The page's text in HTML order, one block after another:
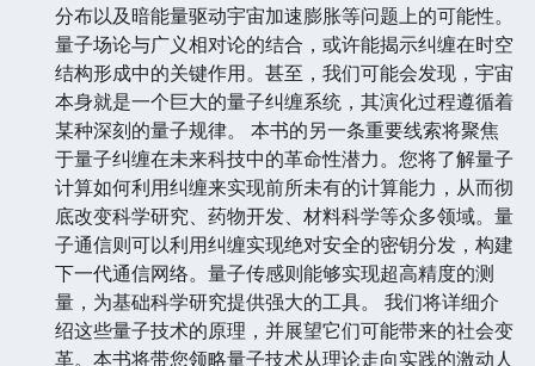
分布以及暗能量驱动宇宙加速膨胀等问题上的可能性。
量子场论与广义相对论的结合，或许能揭示纠缠在时空
结构形成中的关键作用。甚至，我们可能会发现，宇宙
本身就是一个巨大的量子纠缠系统，其演化过程遵循着
某种深刻的量子规律。 本书的另一条重要线索将聚焦
于量子纠缠在未来科技中的革命性潜力。您将了解量子
计算如何利用纠缠来实现前所未有的计算能力，从而彻
底改变科学研究、药物开发、材料科学等众多领域。量
子通信则可以利用纠缠实现绝对安全的密钥分发，构建
下一代通信网络。量子传感则能够实现超高精度的测
量，为基础科学研究提供强大的工具。 我们将详细介
绍这些量子技术的原理，并展望它们可能带来的社会变
革。本书将带您领略量子技术从理论走向实践的激动人